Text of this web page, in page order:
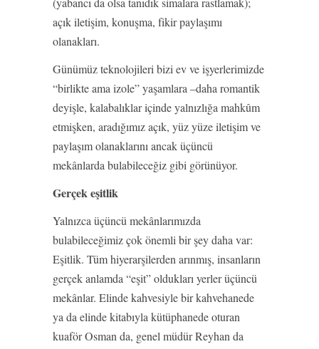
açık iletişim, konuşma, fikir paylaşımı
olanakları.
Günümüz teknolojileri bizi ev ve işyerlerimizde
“birlikte ama izole” yaşamlara –daha romantik
deyişle, kalabalıklar içinde yalnızlığa mahkûm
etmişken, aradığımız açık, yüz yüze iletişim ve
paylaşım olanaklarını ancak üçüncü
mekânlarda bulabileceğiz gibi görünüyor.
Gerçek eşitlik
Yalnızca üçüncü mekânlarımızda
bulabileceğimiz çok önemli bir şey daha var:
Eşitlik. Tüm hiyerarşilerden arınmış, insanların
gerçek anlamda “eşit” oldukları yerler üçüncü
mekânlar. Elinde kahvesiyle bir kahvehanede
ya da elinde kitabıyla kütüphanede oturan
kuaför Osman da, genel müdür Reyhan da